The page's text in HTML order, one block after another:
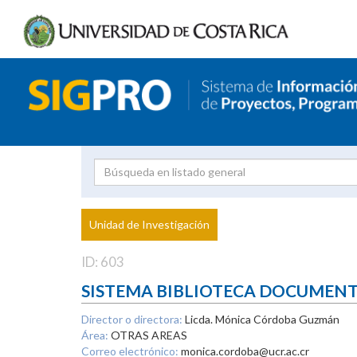
Proyecto
Investigador
Unidad de Investigación
ID: 603
SISTEMA BIBLIOTECA
Director o directora: Licda. Mónica Córdoba Guzmán
Área: OTRAS AREAS
Correo electrónico: monica.cordoba@ucr.ac.cr